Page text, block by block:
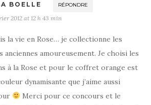
BOELLE RÉPONDRE
2012 at 12 h 43 min
la vie en Rose… je collectionne les
anciennes amoureusement. Je choisi les
à la Rose et pour le coffret orange est
dynamisante que j’aime aussi
Merci pour ce concours et le